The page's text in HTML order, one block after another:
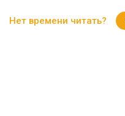
Нет времени читать?